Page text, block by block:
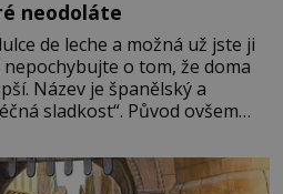
neodoláte
de leche a možná už jste ji
o tom, že doma
Název je španělský a
sladkost“. Původ ovšem
zemí a k tomu